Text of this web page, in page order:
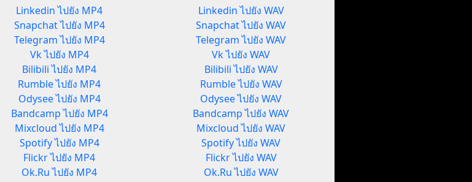
Linkedin ไปยัง MP4
Snapchat ไปยัง MP4
Telegram ไปยัง MP4
Vk ไปยัง MP4
Bilibili ไปยัง MP4
Rumble ไปยัง MP4
Odysee ไปยัง MP4
Bandcamp ไปยัง MP4
Mixcloud ไปยัง MP4
Spotify ไปยัง MP4
Flickr ไปยัง MP4
Ok.Ru ไปยัง MP4
Linkedin ไปยัง WAV
Snapchat ไปยัง WAV
Telegram ไปยัง WAV
Vk ไปยัง WAV
Bilibili ไปยัง WAV
Rumble ไปยัง WAV
Odysee ไปยัง WAV
Bandcamp ไปยัง WAV
Mixcloud ไปยัง WAV
Spotify ไปยัง WAV
Flickr ไปยัง WAV
Ok.Ru ไปยัง WAV